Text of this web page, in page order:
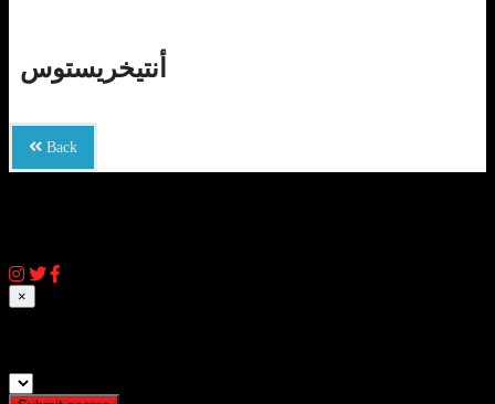
أنتيخريستوس
Back
×